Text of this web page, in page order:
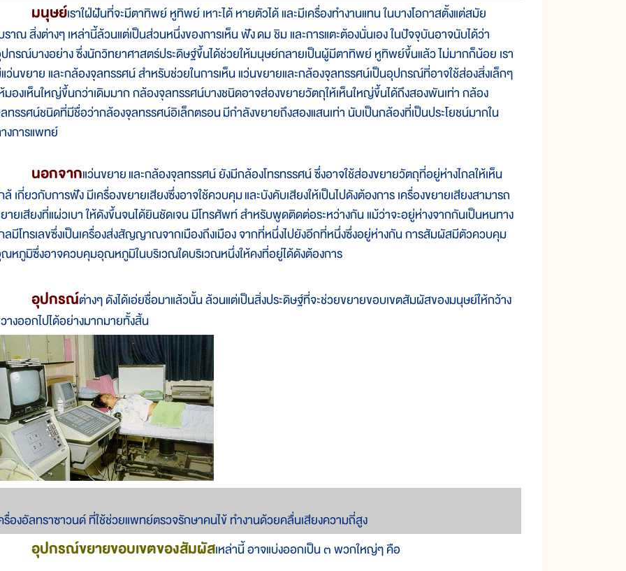
มนุษย์เราใฝ่ฝันที่จะมีตาทิพย์ หูทิพย์ เหาะได้ หายตัวได้ และมีเครื่องทำงานแทน ในบางโอกาสตั้งแต่สมัย
ราณ สิ่งต่างๆ เหล่านี้ล้วนแต่เป็นส่วนหนึ่งของการเห็น ฟังดม ชิม และการแตะต้องนั่นเอง ในปัจจุบันอาจนับได้ว่า
กรณ์บางอย่าง ซึ่งนักวิทยาศาสตร์ประดิษฐ์ขึ้นได้ช่วยให้มนุษย์กลายเป็นผู้มีตาทิพย์ หูทิพย์ขึ้นแล้ว ไม่มากก็น้อย เรา
แว่นขยาย และกล้องจุลทรรศน์ สำหรับช่วยในการเห็น แว่นขยายและกล้องจุลทรรศน์เป็นอุปกรณ์ที่อาจใช้ส่องสิ่งเล็กๆ
มองเห็นใหญ่ขึ้นกว่าเดิมมาก กล้องจุลทรรศน์บางชนิดอาจส่องขยายวัตถุให้เห็นใหญ่ขึ้นได้ถึงสองพันเท่า กล้อง
ทรรศน์ชนิดที่มีชื่อว่ากล้องจุลทรรศน์อิเล็กตรอนมีกำลังขยายถึงสองแสนเท่า นับเป็นกล้องที่เป็นประโยชน์มากใน
งการแพทย์
นอกจากแว่นขยายและกล้องจุลทรรศน์ ยังมีกล้องโทรทรรศน์ ซึ่งอาจใช้ส่องขยายวัตถุที่อยู่ห่างไกลให้เห็น
ล้ เกี่ยวกับการฟัง มีเครื่องขยายเสียงซึ่งอาจใช้ควบคุมและบังคับเสียงให้เป็นไปดังต้องการ เครื่องขยายเสียงสามารถ
ายเสียงที่แผ่วเบา ให้ดังขึ้นจนได้ยินชัดเจน มีโทรศัพท์ สำหรับพูดติดต่อระหว่างกัน แม้ว่าจะอยู่ห่างจากกันเป็นหนทาง
ลมีโทรเลขซึ่งเป็นเครื่องส่งสัญญาณจากเมืองถึงเมือง จากที่หนึ่งไปยังอีกที่หนึ่งซึ่งอยู่ห่างกัน การสัมผัสมีตัวควบคุม
หภูมิซึ่งอาจควบคุมอุณหภูมิในบริเวณใดบริเวณหนึ่งให้คงที่อยู่ได้ดังต้องการ
อุปกรณ์ต่างๆ ดังได้เอ่ยชื่อมาแล้วนั้น ล้วนแต่เป็นสิ่งประดิษฐ์ที่จะช่วยขยายขอบเขตสัมผัสของมนุษย์ให้กว้าง
างออกไปได้อย่างมากมายทั้งสิ้น
รื่องอัลทราซาวนด์ ที่ใช้ช่วยแพทย์ตรวจรักษาคนไข้ ทำงานด้วยคลื่นเสียงความถี่สูง
อุปกรณ์ขยายขอบเขตของสัมผัสเหล่านี้ อาจแบ่งออกเป็น ๓ พวกใหญ่ๆ คือ